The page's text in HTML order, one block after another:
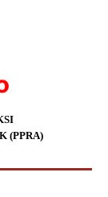
(PPRA)